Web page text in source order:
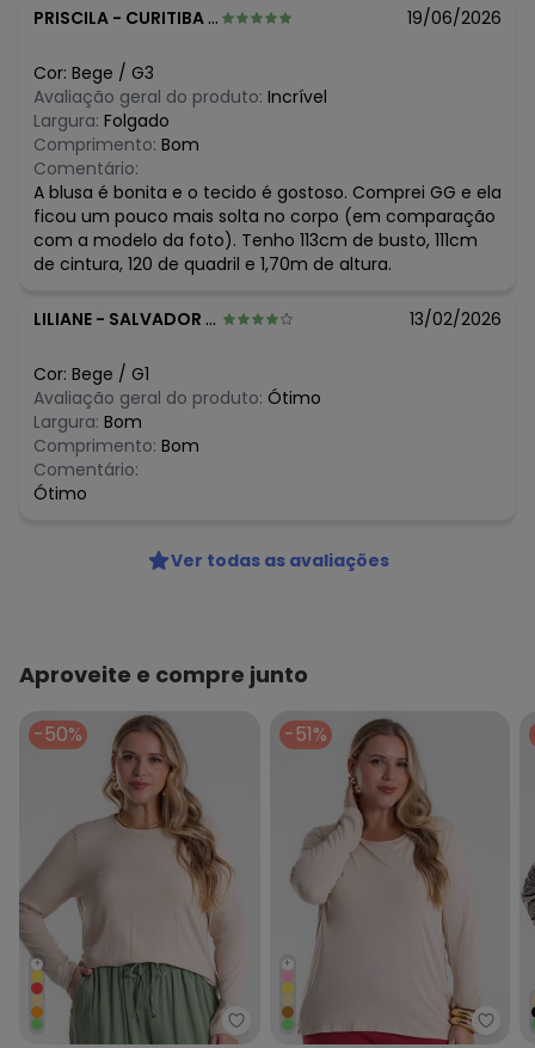
PRISCILA - CURITIBA - PR 19/06/2026
Cor: Bege / G3
Avaliação geral do produto: Incrível
Largura: Folgado
Comprimento: Bom
Comentário:
A blusa é bonita e o tecido é gostoso. Comprei GG e ela
ficou um pouco mais solta no corpo (em comparação
com a modelo da foto). Tenho 113cm de busto, 111cm
de cintura, 120 de quadril e 1,70m de altura.
LILIANE - SALVADOR - BA 13/02/2026
Cor: Bege / G1
Avaliação geral do produto: Ótimo
Largura: Bom
Comprimento: Bom
Comentário:
Ótimo
Ver todas as avaliações
Aproveite e compre junto
-50%
+
Secret Glam - Blusa Manga
-51%
+